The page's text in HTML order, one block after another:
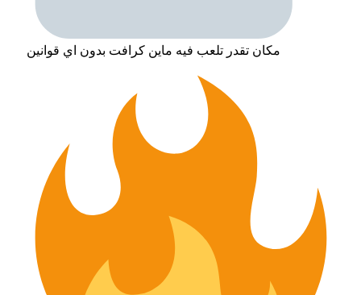
مكان تقدر تلعب فيه ماين كرافت بدون اي قوانين